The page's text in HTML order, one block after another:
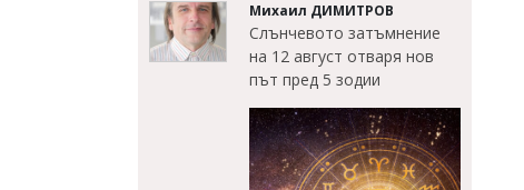
Михаил ДИМИТРОВ
Слънчевото затъмнение
на 12 август отваря нов
път пред 5 зодии